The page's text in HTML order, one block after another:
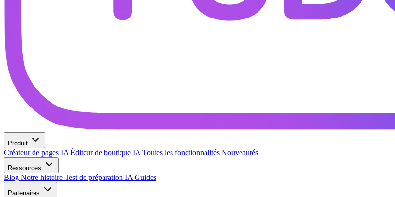
Produit
Créateur de pages IA Éditeur de boutique IA Toutes les fonctionnalités Nouveautés
Ressources
Blog Notre histoire Test de préparation IA Guides
Partenaires